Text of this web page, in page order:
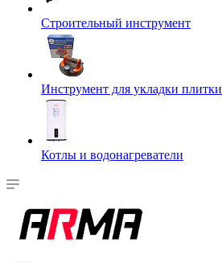
Строительный инструмент
Инструмент для укладки плитки
Котлы и водонагреватели